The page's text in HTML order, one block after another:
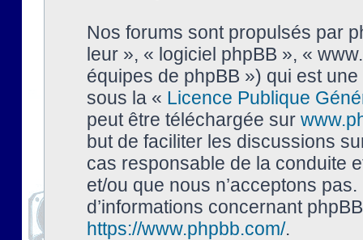
Nos forums sont propulsés par
leur », « logiciel phpBB », «
équipes de phpBB ») qui est
sous la « Licence Publique
peut être téléchargée sur
but de faciliter les discussions
cas responsable de la conduite
et/ou que nous n’acceptons
d’informations concernant
https://www.phpbb.com/.